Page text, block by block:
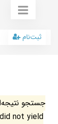
ثبت‌نام
جستجو